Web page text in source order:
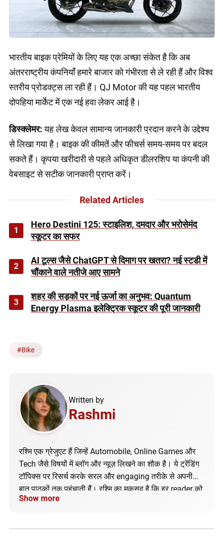
भारतीय बाइक प्रेमियों के लिए यह एक अच्छा संकेत है कि अब
अंतरराष्ट्रीय कंपनियाँ हमारे बाजार को गंभीरता से ले रही हैं और विश्व
स्तरीय प्रोडक्ट्स ला रही हैं। QJ Motor की यह पहल भारतीय
दोपहिया मार्केट में एक नई हवा लेकर आई है।
डिस्क्लेमर:यह लेख केवल सामान्य जानकारी प्रदान करने के उद्देश्य
से लिखा गया है। बाइक की कीमतें और फीचर्स समय-समय पर बदल
सकते हैं। कृपया खरीदारी से पहले अधिकृत डीलरशिप या कंपनी की
वेबसाइट से सटीक जानकारी प्राप्त करें।
Related Articles
1
Hero Destini 125: स्टाइलिश, दमदार और भरोसेमंद
स्कूटर का सफर
2
AI टूल्स जैसे ChatGPT से दिमाग पर खतरा? नई स्टडी में
चौंकाने वाले नतीजे आए सामने
3
शहर की सड़कों पर नई ऊर्जा का अनुभव: Quantum
Energy Plasma इलेक्ट्रिक स्कूटर की पूरी जानकारी
#Bike
Written by
Rashmi
रश्मि एक ग्रेजुएट हैं जिन्हें Automobile, Online Games और
Tech जैसे विषयों में ब्लॉग और न्यूज़ लिखने का शौक है। ये ट्रेंडिंग
टॉपिक्स पर रिसर्च करके सरल और engaging तरीके से अपनी
बात पाठकों तक पहुंचाती हैं। रश्मि का मकसद है कि हर reader को
सही और अपडेटेड जानकारी मिले।
Show more